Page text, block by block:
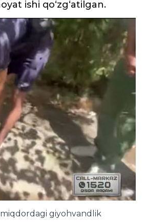
ishi qo‘zg‘atilgan.
giyohvandlik